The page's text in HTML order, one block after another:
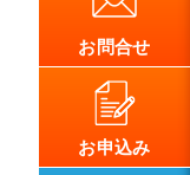
お問合せ
お申込み